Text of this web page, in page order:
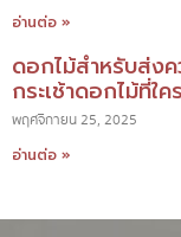
อ่านต่อ »
ดอกไม้สำหรับส่งค
กระเช้าดอกไม้ที่ใ
พฤศจิกายน 25, 2025
อ่านต่อ »